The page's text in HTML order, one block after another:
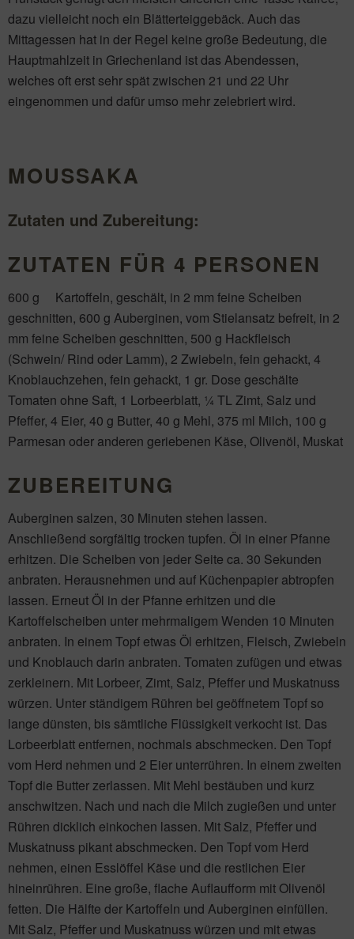
dazu vielleicht noch ein Blätterteiggebäck. Auch das
Mittagessen hat in der Regel keine große Bedeutung, die
Hauptmahlzeit in Griechenland ist das Abendessen,
welches oft erst sehr spät zwischen 21 und 22 Uhr
eingenommen und dafür umso mehr zelebriert wird.
MOUSSAKA
Zutaten und Zubereitung:
ZUTATEN FÜR 4 PERSONEN
600 g Kartoffeln, geschält, in 2 mm feine Scheiben
geschnitten, 600 g Auberginen, vom Stielansatz befreit, in 2
mm feine Scheiben geschnitten, 500 g Hackfleisch
(Schwein/ Rind oder Lamm), 2 Zwiebeln, fein gehackt, 4
Knoblauchzehen, fein gehackt, 1 gr. Dose geschälte
Tomaten ohne Saft, 1 Lorbeerblatt, ¼ TL Zimt, Salz und
Pfeffer, 4 Eier, 40 g Butter, 40 g Mehl, 375 ml Milch, 100 g
Parmesan oder anderen geriebenen Käse, Olivenöl, Muskat
ZUBEREITUNG
Auberginen salzen, 30 Minuten stehen lassen.
Anschließend sorgfältig trocken tupfen. Öl in einer Pfanne
erhitzen. Die Scheiben von jeder Seite ca. 30 Sekunden
anbraten. Herausnehmen und auf Küchenpapier abtropfen
lassen. Erneut Öl in der Pfanne erhitzen und die
Kartoffelscheiben unter mehrmaligem Wenden 10 Minuten
anbraten. In einem Topf etwas Öl erhitzen, Fleisch, Zwiebeln
und Knoblauch darin anbraten. Tomaten zufügen und etwas
zerkleinern. Mit Lorbeer, Zimt, Salz, Pfeffer und Muskatnuss
würzen. Unter ständigem Rühren bei geöffnetem Topf so
lange dünsten, bis sämtliche Flüssigkeit verkocht ist. Das
Lorbeerblatt entfernen, nochmals abschmecken. Den Topf
vom Herd nehmen und 2 Eier unterrühren. In einem zweiten
Topf die Butter zerlassen. Mit Mehl bestäuben und kurz
anschwitzen. Nach und nach die Milch zugießen und unter
Rühren dicklich einkochen lassen. Mit Salz, Pfeffer und
Muskatnuss pikant abschmecken. Den Topf vom Herd
nehmen, einen Esslöffel Käse und die restlichen Eier
hineinrühren. Eine große, flache Auflaufform mit Olivenöl
fetten. Die Hälfte der Kartoffeln und Auberginen einfüllen.
Mit Salz, Pfeffer und Muskatnuss würzen und mit etwas